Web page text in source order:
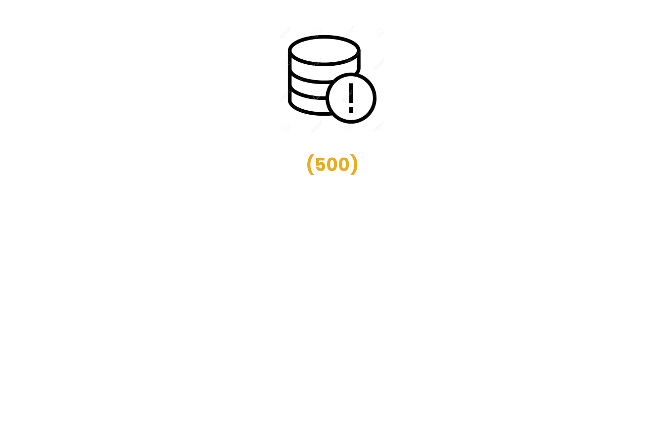
(500)